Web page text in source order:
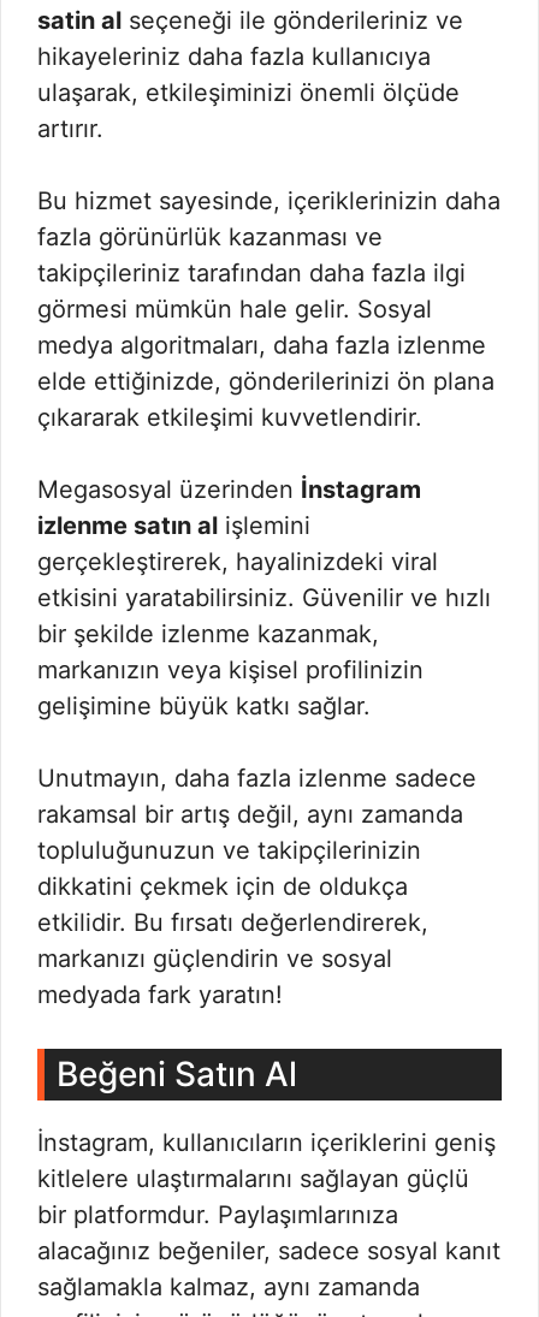
satin al seçeneği ile gönderileriniz ve
hikayeleriniz daha fazla kullanıcıya
ulaşarak, etkileşiminizi önemli ölçüde
artırır.
Bu hizmet sayesinde, içeriklerinizin daha
fazla görünürlük kazanması ve
takipçileriniz tarafından daha fazla ilgi
görmesi mümkün hale gelir. Sosyal
medya algoritmaları, daha fazla izlenme
elde ettiğinizde, gönderilerinizi ön plana
çıkararak etkileşimi kuvvetlendirir.
Megasosyal üzerinden İnstagram
izlenme satın al işlemini
gerçekleştirerek, hayalinizdeki viral
etkisini yaratabilirsiniz. Güvenilir ve hızlı
bir şekilde izlenme kazanmak,
markanızın veya kişisel profilinizin
gelişimine büyük katkı sağlar.
Unutmayın, daha fazla izlenme sadece
rakamsal bir artış değil, aynı zamanda
topluluğunuzun ve takipçilerinizin
dikkatini çekmek için de oldukça
etkilidir. Bu fırsatı değerlendirerek,
markanızı güçlendirin ve sosyal
medyada fark yaratın!
Beğeni Satın Al
İnstagram, kullanıcıların içeriklerini geniş
kitlelere ulaştırmalarını sağlayan güçlü
bir platformdur. Paylaşımlarınıza
alacağınız beğeniler, sadece sosyal kanıt
sağlamakla kalmaz, aynı zamanda